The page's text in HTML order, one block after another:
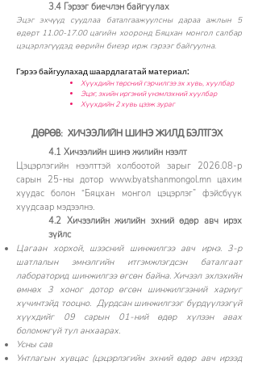
3.4 Гэрээг биечлэн байгуулах
Эцэг эхчүүд суудлаа баталгаажуулсны дараа ажлын 5
өдөрт 11.00-17.00цагийн хооронд Бяцхан монгол салбар
цэцэрлэгүүдэд өөрийн биеэр ирж гэрээг байгуулна.
Гэрээ байгуулахад шаардлагатай материал:
Хүүхдийн төрсний гэрчилгээ эх хувь, хуулбар
Эцэг, эхийн иргэний үнэмлэхний хуулбар
Хүүхдийн 2 хувь цээж зураг
ДӨРӨВ: ХИЧЭЭЛИЙН ШИНЭ ЖИЛД БЭЛТГЭХ
4.1 Хичээлийн шинэ жилийн нээлт
Цэцэрлэгийн нээлттэй холбоотой зарыг 2026.08-р
сарын 25-ны дотор www.byatshanmongol.mnцахим
хуудас болон “Бяцхан монгол цэцэрлэг” фэйсбүүк
хуудсаар мэдээлнэ.
4.2 Хичээлийн жилийн эхний өдөр авч ирэх
зүйлс
Цагаан хорхой, шээсний шинжилгээ авч ирнэ. 3-р
шатлалын эмнэлгийн итгэмжлэгдсэн баталгаат
лабораторид шинжилгээ өгсөн байна. Хичээл эхлэхийн
өмнөх 3 хоног дотор өгсөн шинжилгээний хариуг
хүчинтэйд тооцно. Дурдсан шинжилгээг бүрдүүлээгүй
хүүхдийг 09 сарын 01-ний өдөр хүлээн авах
боломжгүй тул анхаарах.
Усны сав
Унтлагын хувцас (цэцэрлэгийн эхний өдөр авч ирээд